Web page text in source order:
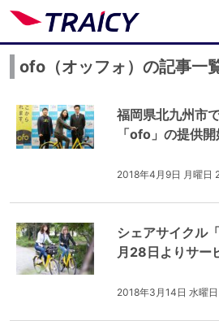
ofo（オッフォ）の記事一
福岡県北九州市
「ofo」の提供
2018年4月9日 月曜日
シェアサイクル
月28日よりサー
2018年3月14日 水曜